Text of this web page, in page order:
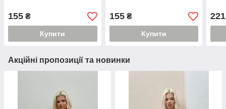
155 ₴
Купити
155₴
Купити
221
Акційні пропозиції та новинки